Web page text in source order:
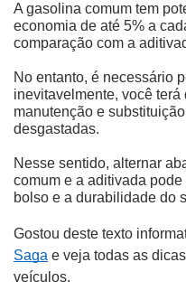
A gasolina comum tem
economia de até 5% a
comparação com a
No entanto, é necessário
inevitavelmente, você
manutenção e
desgastadas.
Nesse sentido, alternar
comum e a aditivada
bolso e a durabilidade do
Gostou deste texto
Saga e veja todas as
veículos.